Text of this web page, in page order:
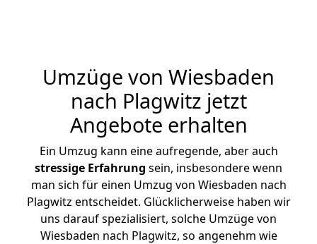
Umzüge von Wiesbaden
nach Plagwitz jetzt
Angebote erhalten
Ein Umzug kann eine aufregende, aber auch
stressige Erfahrung sein, insbesondere wenn
man sich für einen Umzug von Wiesbaden nach
Plagwitz entscheidet. Glücklicherweise haben wir
uns darauf spezialisiert, solche Umzüge von
Wiesbaden nach Plagwitz, so angenehm wie